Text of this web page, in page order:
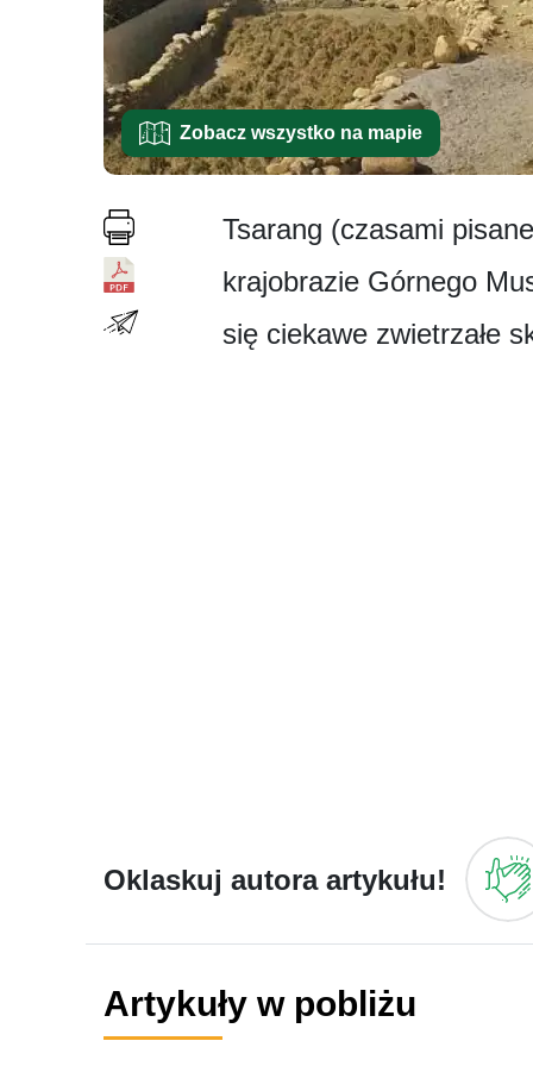
Zobacz wszystko na mapie
Tsarang (czasami
krajobrazie Górnego
się ciekawe zwietrzałe
Oklaskuj autora artykułu!
Artykuły w pobliżu